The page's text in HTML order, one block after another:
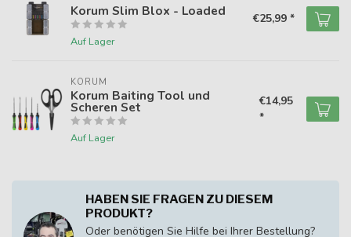
Korum Slim Blox - Loaded
Auf Lager
€25,99 *
KORUM
Korum Baiting Tool und
Scheren Set
Auf Lager
€14,95
*
HABEN SIE FRAGEN ZU DIESEM
PRODUKT?
Oder benötigen Sie Hilfe bei Ihrer Bestellung?